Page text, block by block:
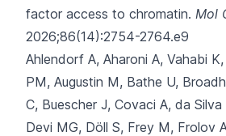
factor access to chromatin. Mol
2026;86(14):2754-2764.e9
Ahlendorf A, Aharoni A, Vahabi
PM, Augustin M, Bathe U,
C, Buescher J, Covaci A, da
Devi MG, Döll S, Frey M, Frolov